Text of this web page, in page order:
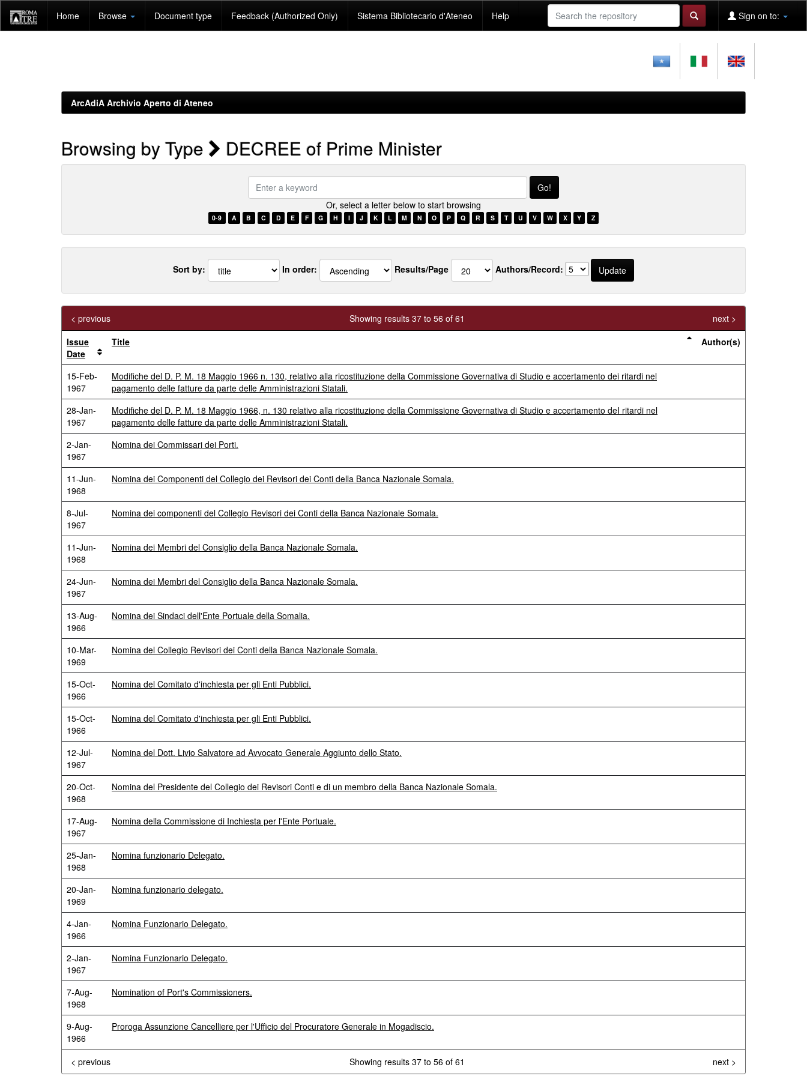
navigation
Home Browse Document type Feedback (Authorized Only) Sistema Bibliotecario d'Ateneo Help Sign on to:
ArcAdiA Archivio Aperto di Ateneo
Browsing by Type DECREE of Prime Minister
Enter
Or, select a letter below to start browsing
0-9 A B C D E F G H I J K L M N O P Q R S T U V W X Y Z
Sort by: In order: Results/Page Authors/Record:
Showing results 37 to 56 of 61
< previous
next >
Issue
Date
Title Author(s)
15-Feb-
1967
Modifiche del D. P. M. 18 Maggio 1966 n. 130, relativo alla ricostituzione della Commissione Governativa di Studio e accertamento dei ritardi nel
pagamento delle fatture da parte delle Amministrazioni Statali.
28-Jan-
1967
Modifiche del D. P. M. 18 Maggio 1966, n. 130 relativo alla ricostituzione della Commissione Governativa di Studio e accertamento deI ritardi nel
pagamento delle fatture da parte delle Amministrazioni Statali.
2-Jan-
1967
Nomina dei Commissari dei Porti.
11-Jun-
1968
Nomina dei Componenti del Collegio dei Revisori dei Conti della Banca Nazionale Somala.
8-Jul-
1967
Nomina dei componenti del Collegio Revisori dei Conti della Banca Nazionale Somala.
11-Jun-
1968
Nomina dei Membri del Consiglio della Banca Nazionale Somala.
24-Jun-
1967
Nomina dei Membri del Consiglio della Banca Nazionale Somala.
13-Aug-
1966
Nomina dei Sindaci dell'Ente Portuale della Somalia.
10-Mar-
1969
Nomina del Collegio Revisori dei Conti della Banca Nazionale Somala.
15-Oct-
1966
Nomina del Comitato d'inchiesta per gli Enti Pubblici.
15-Oct-
1966
Nomina del Comitato d'inchiesta per gli Enti Pubblici.
12-Jul-
1967
Nomina del Dott. Livio Salvatore ad Avvocato Generale Aggiunto dello Stato.
20-Oct-
1968
Nomina del Presidente del Collegio dei Revisori Conti e di un membro della Banca Nazionale Somala.
17-Aug-
1967
Nomina della Commissione di Inchiesta per l'Ente Portuale.
25-Jan-
1968
Nomina funzionario Delegato.
20-Jan-
1969
Nomina funzionario delegato.
4-Jan-
1966
Nomina Funzionario Delegato.
2-Jan-
1967
Nomina Funzionario Delegato.
7-Aug-
1968
Nomination of Port's Commissioners.
9-Aug-
1966
Proroga Assunzione Cancelliere per l'Ufficio del Procuratore Generale in Mogadiscio.
Showing results 37 to 56 of 61
< previous next >